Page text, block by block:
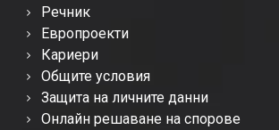
Речник
Европроекти
Кариери
Общите условия
Защита на личните данни
Онлайн решаване на спорове